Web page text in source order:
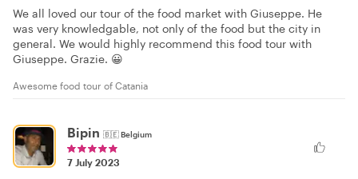
We all loved our tour of the food market with Giuseppe. He
was very knowledgable, not only of the food but the city in
general. We would highly recommend this food tour with
Giuseppe. Grazie. 😀
Awesome food tour of Catania
Bipin 🇧🇪Belgium
7 July 2023